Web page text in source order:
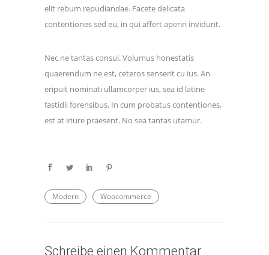
elit rebum repudiandae. Facete delicata
contentiones sed eu, in qui affert aperiri invidunt.
Nec ne tantas consul. Volumus honestatis
quaerendum ne est, ceteros senserit cu ius. An
eripuit nominati ullamcorper ius, sea id latine
fastidii forensibus. In cum probatus contentiones,
est at iriure praesent. No sea tantas utamur.
Modern Woocommerce
Schreibe einen Kommentar